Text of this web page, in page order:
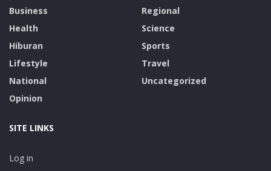
Business
Health
Hiburan
Lifestyle
National
Opinion
Regional
Science
Sports
Travel
Uncategorized
SITE LINKS
Log in